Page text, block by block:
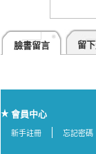
臉書留言 留
會員中心
新手註冊 忘記密碼